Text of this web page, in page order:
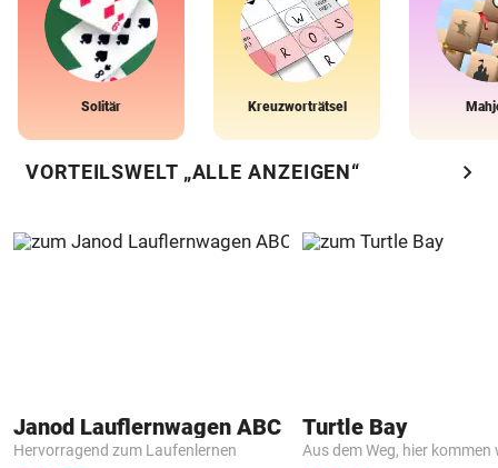
Solitär Kreuzworträtsel
VORTEILSWELT „ALLE ANZEIGEN“ chevron_right
Janod Lauflernwagen ABC
Hervorragend zum Laufenlernen
Turtle Bay
Aus dem Weg, hier kommen